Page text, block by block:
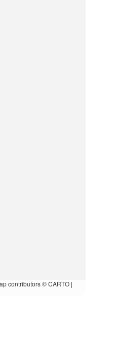
contributors © CARTO |